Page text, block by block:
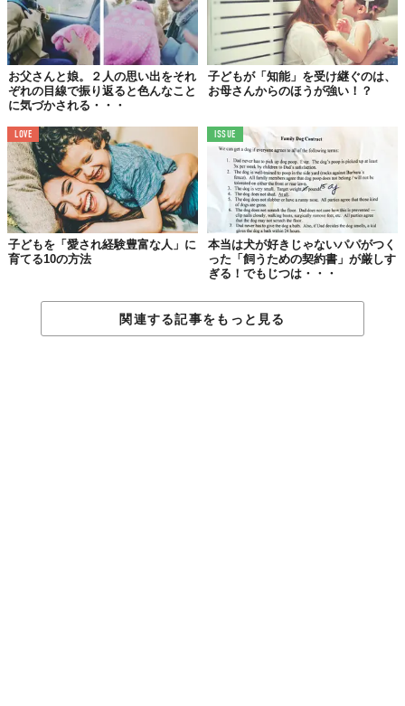
お父さんと娘。２人の思い出をそれ
ぞれの目線で振り返ると色んなこと
に気づかされる・・・
子どもが「知能」を受け継ぐのは、
お母さんからのほうが強い！？
LOVE
子どもを「愛され経験豊富な人」に
育てる10の方法
ISSUE
本当は犬が好きじゃないパパがつく
った「飼うための契約書」が厳しす
ぎる！でもじつは・・・
関連する記事をもっと見る